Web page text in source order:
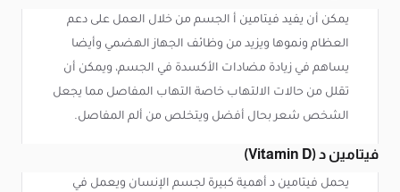
يمكن أن يفيد فيتامين أ الجسم من خلال العمل على دعم
العظام ونموها ويزيد من وظائف الجهاز الهضمي وأيضا
يساهم في زيادة مضادات الأكسدة في الجسم، ويمكن أن
تقلل من حالات الالتهاب خاصة التهاب المفاصل مما يجعل
الشخص شعر بحال أفضل ويتخلص من ألم المفاصل.
فيتامين د (Vitamin D)
يحمل فيتامين د أهمية كبيرة لجسم الإنسان ويعمل في